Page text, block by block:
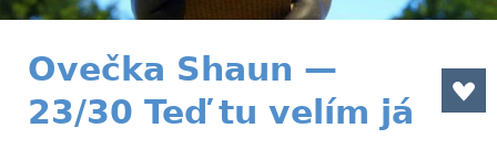
Ovečka Shaun —
23/30 Teď tu velím já